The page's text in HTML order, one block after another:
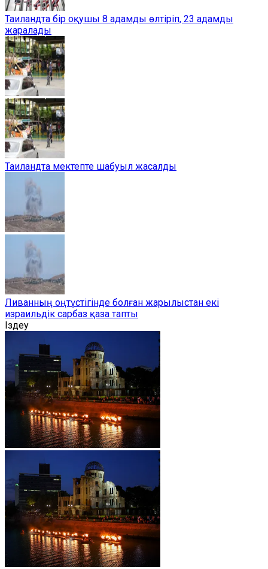
Таиландта бір оқушы 8 адамды өлтіріп, 23 адамды
жаралады
Таиландта мектепте шабуыл жасалды
Ливанның оңтүстігінде болған жарылыстан екі
израильдік сарбаз қаза тапты
Іздеу